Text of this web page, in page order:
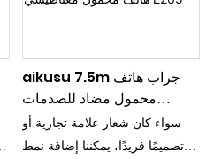
aikusu 7.5m جراب هاتف
محمول مضاد للصدمات
ومقاوم للسقوط من ألياف
الكربون جراب هاتف محمول
سواء كان شعار علامة تجارية أو
تصميمًا فريدًا، يمكننا إضافة نمط